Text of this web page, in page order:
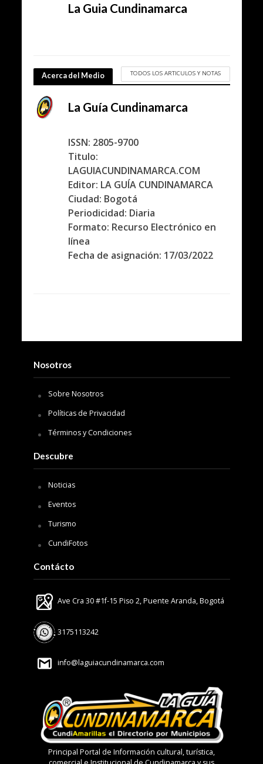
La Guia Cundinamarca
Acerca del Medio TODOS LOS ARTICULOS Y NOTAS
La Guía Cundinamarca
ISSN: 2805-9700
Titulo:
LAGUIACUNDINAMARCA.COM
Editor: LA GUÍA CUNDINAMARCA
Ciudad: Bogotá
Periodicidad: Diaria
Formato: Recurso Electrónico en
línea
Fecha de asignación: 17/03/2022
Nosotros
Sobre Nosotros
Políticas de Privacidad
Términos y Condiciones
Descubre
Noticias
Eventos
Turismo
CundiFotos
Contácto
Ave Cra 30 #1f-15 Piso 2, Puente Aranda, Bogotá
3175113242
info@laguiacundinamarca.com
Principal Portal de Información cultural, turística,